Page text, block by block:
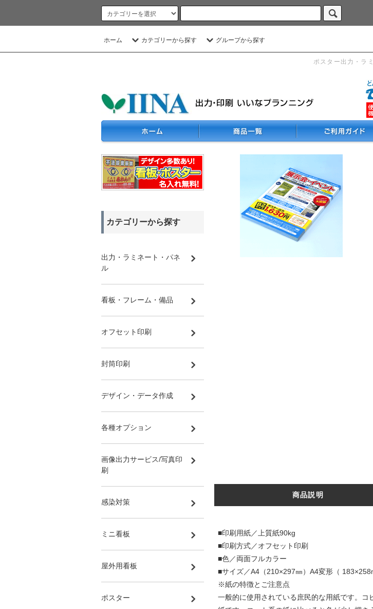
ホーム カテゴリーから探す グループから探す
ポスター出力・ラ
商品説明
■印刷用紙／上質紙90kg
■印刷方式／オフセット印刷
■色／両面フルカラー
■サイズ／A4（210×297㎜）A4変形（
※紙の特徴とご注意点
一般的に使用されている庶民的な用紙です。
カテゴリーから探す
出力・ラミネート・パネ
ル
看板・フレーム・備品
オフセット印刷
封筒印刷
デザイン・データ作成
各種オプション
画像出力サービス/写真印
刷
感染対策
ミニ看板
屋外用看板
ポスター